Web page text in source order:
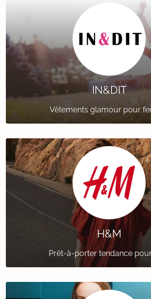
IN&DIT
Vêtements glamour pour
H&M
Prêt-à-porter tendance